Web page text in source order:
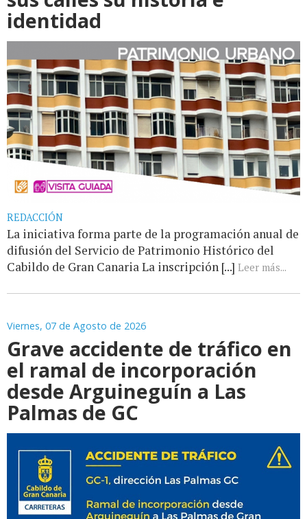
identidad
REDACCIÓN
La iniciativa forma parte de la programación anual de
difusión del Servicio de Patrimonio Histórico del
Cabildo de Gran Canaria La inscripción [...] Leer más...
Viernes, 07 de Agosto de 2026
Grave accidente de tráfico en
el ramal de incorporación
desde Arguineguín a Las
Palmas de GC